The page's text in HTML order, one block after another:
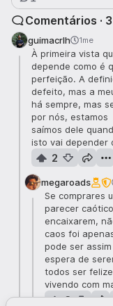
Comentários · 3
guimacrlh 1me
À primeira vista
depende como é
perfeição. A
defeito, mas a
há sempre, mas
por nós, estamos
saímos dele
isto vai depender
2
megaroads
Se comprares
parecer
encaixarem,
caos foi
pode ser
espera de
todos ser
vivendo com
3